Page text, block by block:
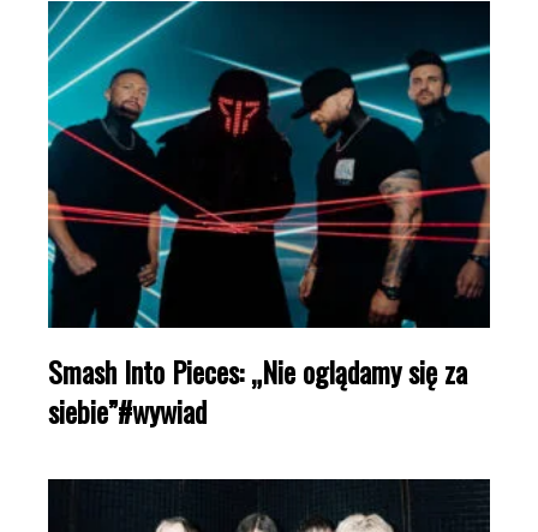
Smash Into Pieces: „Nie oglądamy się za
siebie”#wywiad